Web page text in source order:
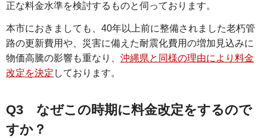
正な料金水準を検討するものと伺っております。
本市におきましても、40年以上前に整備されました老朽管
路の更新費用や、災害に備えた耐震化費用の増加見込みに
物価高騰の影響も重なり、 沖縄県と同様の理由により料金
改定を決定 しております。
Q3 なぜこの時期に料金改定をするので
すか？